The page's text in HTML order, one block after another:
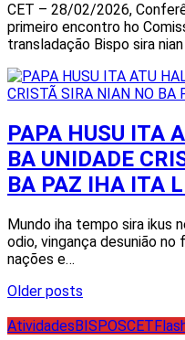
CET – 28/02/2026,
primeiro encontro ho
transladação Bispo sira
PAPA HUSU ITA
BA UNIDADE
BA PAZ IHA ITA
Mundo iha tempo sira ikus
odio, vingança desunião
nações e…
Posts
navigation
Older posts
AtividadesBISPOSCET